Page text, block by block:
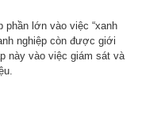
phần lớn vào việc “xanh
nghiệp còn được giới
này vào việc giám sát và